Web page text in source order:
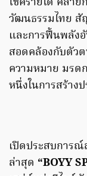
วัฒนธรรมไทย
และการฟื้นพลัง
สอดคล้องกับตัว
ความหมาย มรด
หนึ่งในการสร้าง
เปิดประสบการ
ล่าสุด “BOYY